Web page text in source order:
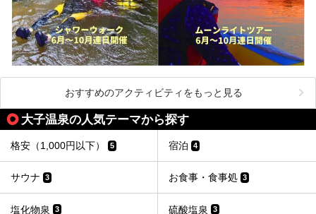
おすすめのアクティビティをもっと見る
大子温泉の人気テーマから探す
格安（1,000円以下） 5 宿泊 4
サウナ 3 お食事・食事処 3
塩化物泉 3 硫酸塩泉 3